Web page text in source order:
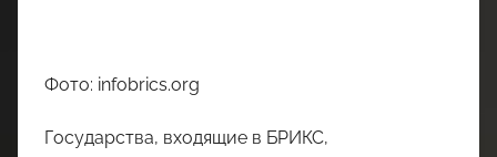
Фото: infobrics.org
Государства, входящие в БРИКС,